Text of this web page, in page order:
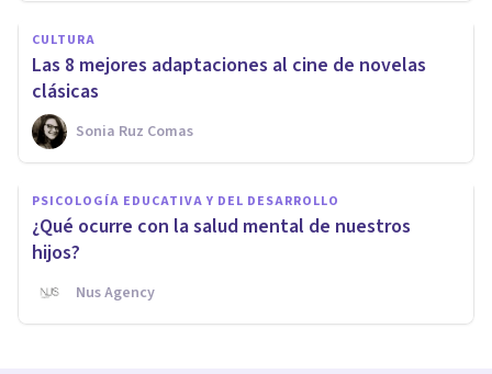
CULTURA
Las 8 mejores adaptaciones al cine de novelas
clásicas
Sonia Ruz Comas
PSICOLOGÍA EDUCATIVA Y DEL DESARROLLO
¿Qué ocurre con la salud mental de nuestros
hijos?
Nus Agency